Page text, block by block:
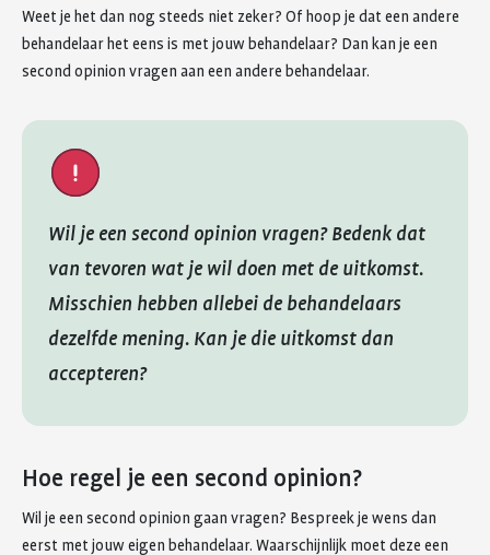
Weet je het dan nog steeds niet zeker? Of hoop je dat een andere
behandelaar het eens is met jouw behandelaar? Dan kan je een
second opinion vragen aan een andere behandelaar.
Wil je een second opinion vragen? Bedenk dat
van tevoren wat je wil doen met de uitkomst.
Misschien hebben allebei de behandelaars
dezelfde mening. Kan je die uitkomst dan
accepteren?
Hoe regel je een second opinion?
Wil je een second opinion gaan vragen? Bespreek je wens dan
eerst met jouw eigen behandelaar. Waarschijnlijk moet deze een